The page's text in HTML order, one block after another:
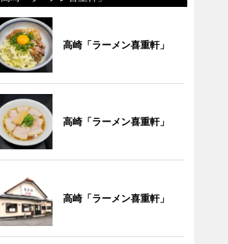
高崎「ラーメン喜重軒」
高崎「ラーメン喜重軒」
高崎「ラーメン喜重軒」